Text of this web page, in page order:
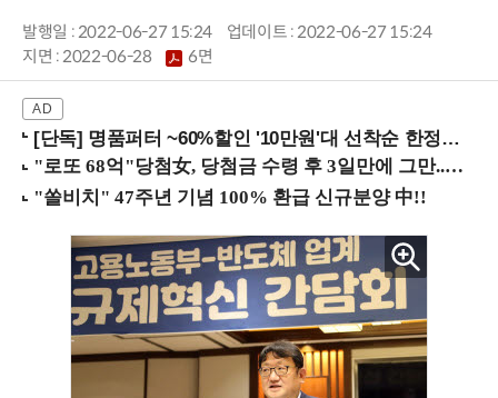
발행일 : 2022-06-27 15:24
업데이트 : 2022-06-27 15:24
지면 :2022-06-28 6면
[단독] 명품퍼터 ~60%할인 '10만원'대 선착순 한정판매!